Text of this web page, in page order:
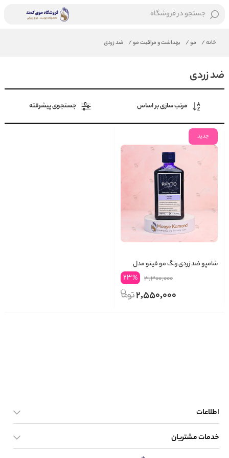
جستجو در فروشگاه
خانه/ مو/ بهداشت و مراقبت مو/ ضد زردی
ضد زردی
مرتب سازی بر اساس جستجوی پیشرفته
جدید
شامپو ضد زردی رنگ مو فیتو مدل
3,300,000
23%
2,550,000
اطلاعات
صفحه اصلی
خدمات مشتریان